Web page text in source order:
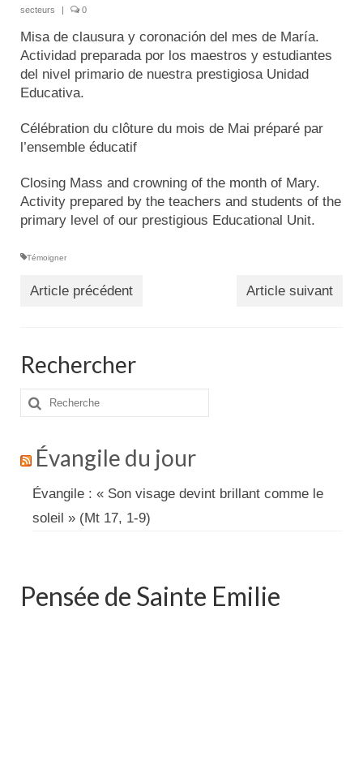
secteurs
| 0
Misa de clausura y coronación del mes de María.
Actividad preparada por los maestros y estudiantes
del nivel primario de nuestra prestigiosa Unidad
Educativa.
Célébration du clôture du mois de Mai préparé par
l’ensemble éducatif
Closing Mass and crowning of the month of Mary.
Activity prepared by the teachers and students of the
primary level of our prestigious Educational Unit.
Témoigner
Article précédent Article suivant
Rechercher
Rechercher
:
Évangile du jour
Évangile : « Son visage devint brillant comme le
soleil » (Mt 17, 1-9)
Pensée de Sainte Emilie